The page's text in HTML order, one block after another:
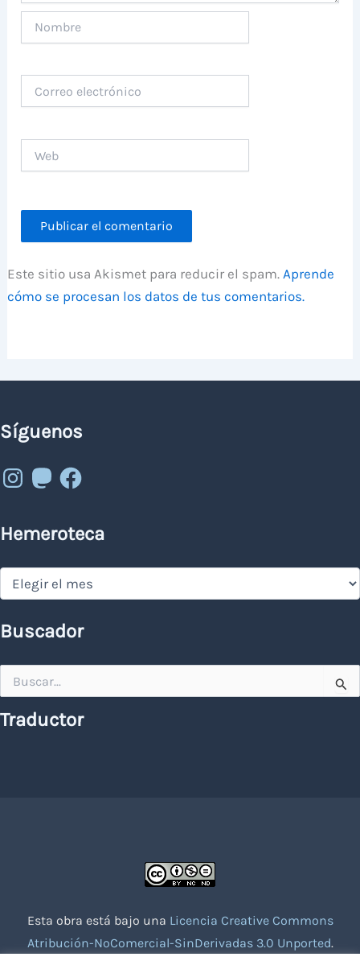
electrónico
Este sitio usa Akismet para reducir el spam.Aprende
cómo se procesan los datos de tus comentarios.
Síguenos
Instagram
MastodonFacebook
Hemeroteca
Hemeroteca
Buscador
por:
Traductor
Esta obra está bajo una Licencia Creative Commons
Atribución-NoComercial-SinDerivadas 3.0 Unported.